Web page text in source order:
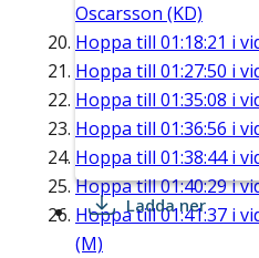
Oscarsson (KD)
Hoppa till 01:18:21 i
Hoppa till 01:27:50 i
Hoppa till 01:35:08 i
Hoppa till 01:36:56 i
Hoppa till 01:38:44i
Hoppa till01:40:29i
Hoppa till01:41:37 i
(M)
Ladda ner